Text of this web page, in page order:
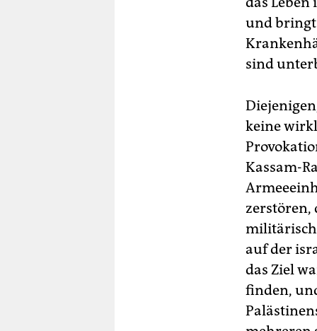
und bringt
sind
keine
Kassam-
zerstören,
auf der
das Ziel
finden,